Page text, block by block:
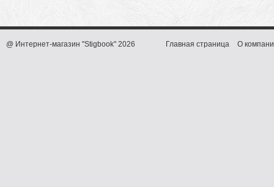
@ Интернет-магазин "Stigbook" 2026 Главная страница О